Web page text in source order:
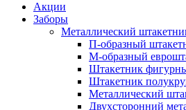
Акции
Заборы
Металлический
П-образный
М-образный
Штакетник
Штакетник
Металлический
Двухсторонний